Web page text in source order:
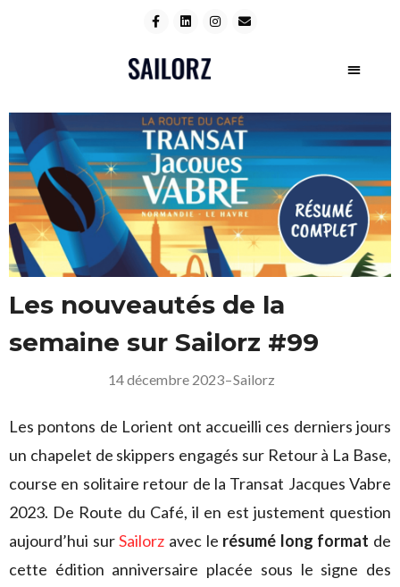
Les nouveautés de la
semaine sur Sailorz #99
14 décembre 2023–Sailorz
Les pontons de Lorient ont accueilli ces derniers jours
un chapelet de skippers engagés sur Retour à La Base,
course en solitaire retour de la Transat Jacques Vabre
2023. De Route du Café, il en est justement question
aujourd’hui surSailorz avec le résumé long format de
cette édition anniversaire placée sous le signe des